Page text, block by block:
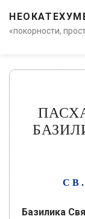
«покорности,
Базилика